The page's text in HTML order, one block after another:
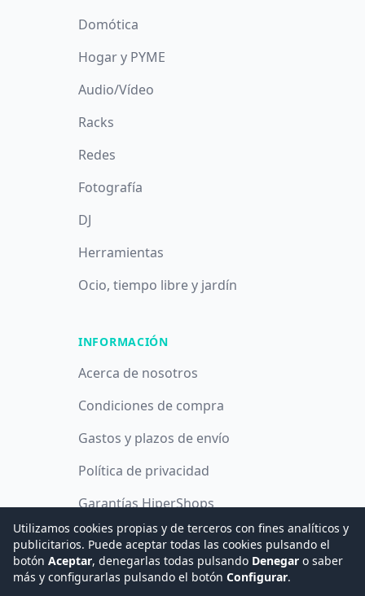
Domótica
Hogar y PYME
Audio/Vídeo
Racks
Redes
Fotografía
DJ
Herramientas
Ocio, tiempo libre y jardín
INFORMACIÓN
Acerca de nosotros
Condiciones de compra
Gastos y plazos de envío
Política de privacidad
Garantías HiperShops
Política de cookies
Utilizamos cookies propias y de terceros con fines analíticos y
publicitarios. Puede aceptar todas las cookies pulsando el
botón Aceptar, denegarlas todas pulsando Denegar o saber
más y configurarlas pulsando el botón Configurar.